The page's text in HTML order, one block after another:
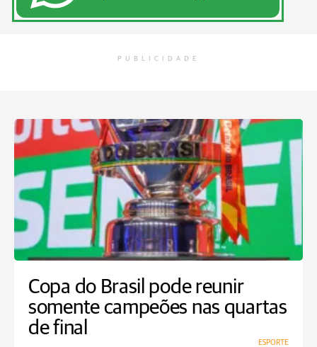
PUBLICIDADE
Copa do Brasil pode reunir
somente campeões nas quartas
de final
ESPORTE